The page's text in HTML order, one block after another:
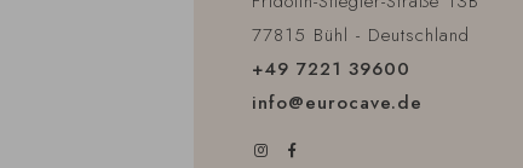
77815 Bühl - Deutschland
+49 7221 39600
info@eurocave.de